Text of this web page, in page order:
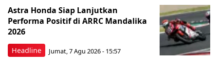
Headline
Astra Honda Siap Lanjutkan
Performa Positif di ARRC Mandalika
2026
Jumat, 7 Agu 2026 - 15:57